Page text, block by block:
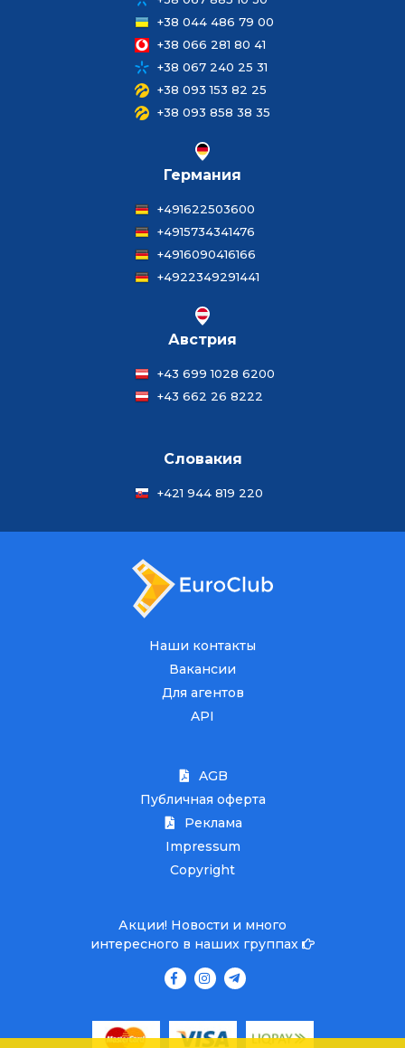
+38 044 486 79 00
+38 066 281 80 41
+38 067 240 25 31
+38 093 153 82 25
+38 093 858 38 35
Германия
+491622503600
+4915734341476
+4916090416166
+4922349291441
Австрия
+43 699 1028 6200
+43 662 26 8222
Словакия
+421 944 819 220
Наши контакты
Вакансии
Для агентов
API
AGB
Публичная оферта
Реклама
Impressum
Copyright
Акции! Новости и много
интересного в наших группах